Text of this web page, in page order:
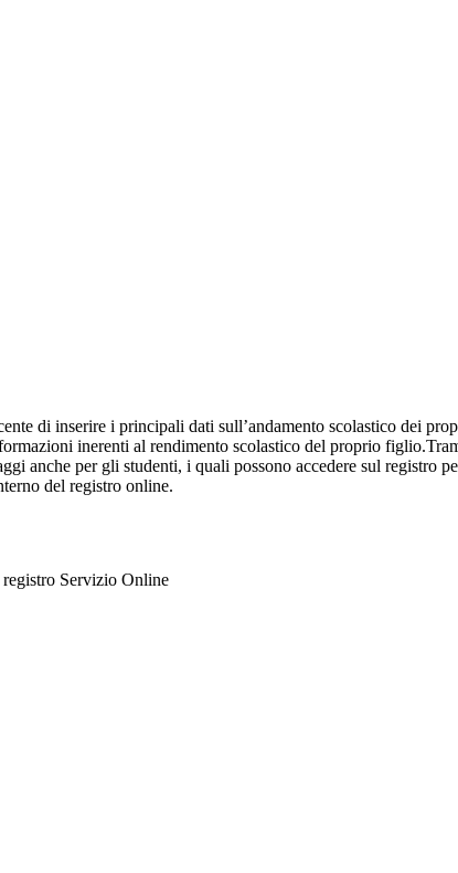
di inserire i principali dati sull’andamento scolastico dei
inerenti al rendimento scolastico del proprio
anche per gli studenti, i quali possono accedere sul registro
del registro online.
Servizio Online